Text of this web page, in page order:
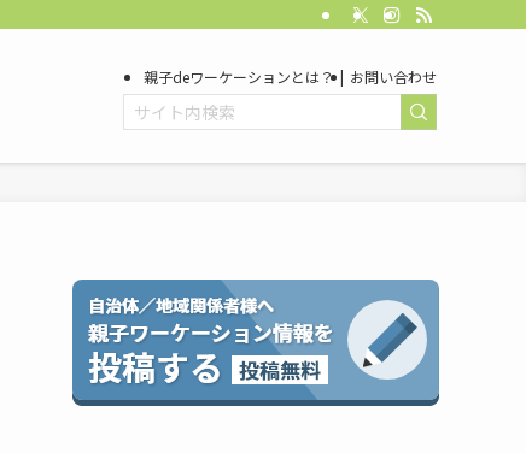
親子deワーケーションとは？ お問い合わせ